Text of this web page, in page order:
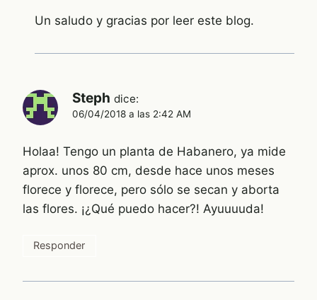
Un saludo y gracias por leer este blog.
Steph dice:
06/04/2018 a las 2:42 AM
Holaa! Tengo un planta de Habanero, ya mide
aprox. unos 80 cm, desde hace unos meses
florece y florece, pero sólo se secan y aborta
las flores. ¡¿Qué puedo hacer?! Ayuuuuda!
Responder